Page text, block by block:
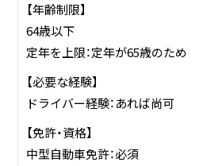
客様から『ありがとう』 と言って頂
社員一同、 宜しくお願い致します。
【年齢制限】
64歳以下
定年を上限：定年が65歳のため
【必要な経験】
ドライバー経験：あれば尚可
【免許・資格】
中型自動車免許：必須